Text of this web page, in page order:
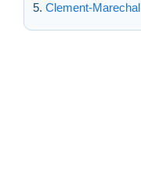
Clement-Marechal